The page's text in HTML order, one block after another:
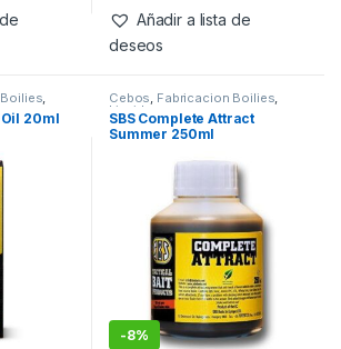
Añadir a lista de
deseos
,
Oil 20ml
Cebos, Fabricacion Boilies,
Liquidos
SBS Complete Attract
Summer 250ml
-8%